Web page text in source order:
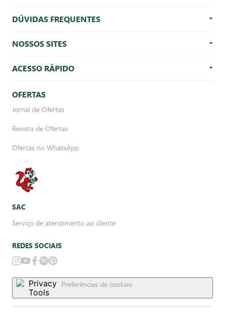
DÚVIDAS FREQUENTES
NOSSOS SITES
ACESSO RÁPIDO
OFERTAS
Jornal de Ofertas
Revista de Ofertas
Ofertas no WhatsApp
SAC
Serviço de atendimento ao cliente
REDES SOCIAIS
Preferências de cookies